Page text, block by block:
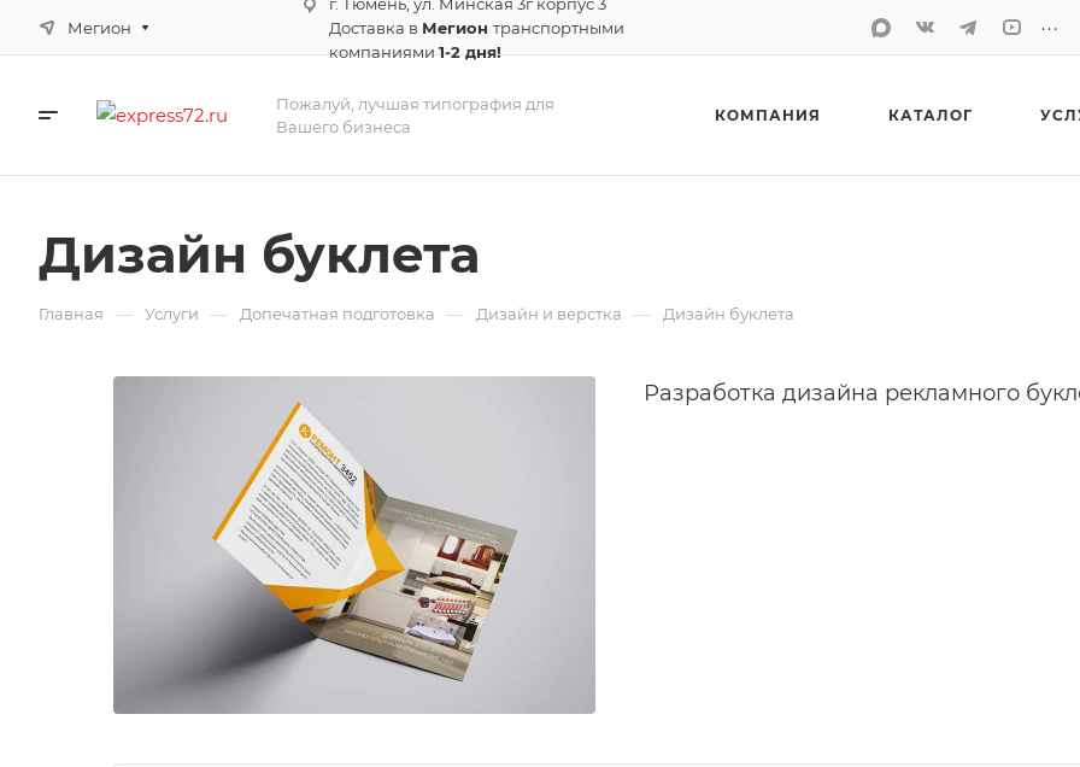
Мегион
Доставка в Мегионтранспортными
компаниями1-2 дня!
...
Пожалуй, лучшая типография для
Вашего бизнеса
КОМПАНИЯ КАТАЛОГ
Дизайн буклета
Главная — Услуги — Допечатная подготовка — Дизайн и верстка — Дизайн буклета
Разработка дизайна рекламного